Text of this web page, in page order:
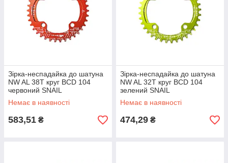
Зірка-неспадайка до шатуна
NW AL 38T круг BCD 104
червоний SNAIL
Немає в наявності
583,51 ₴
Зірка-неспадайка до шатуна
NW AL 32T круг BCD 104
зелений SNAIL
Немає в наявності
474,29 ₴